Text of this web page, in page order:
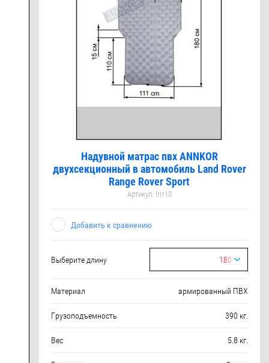
Надувной матрас пвх ANNKOR
двухсекционный в автомобиль Land Rover
Range Rover Sport
Артикул: lrrr10
Добавить к сравнению
Выберите длину 180
Материал армированный ПВХ
Грузоподъемность 390 кг.
Вес 5.8 кг.